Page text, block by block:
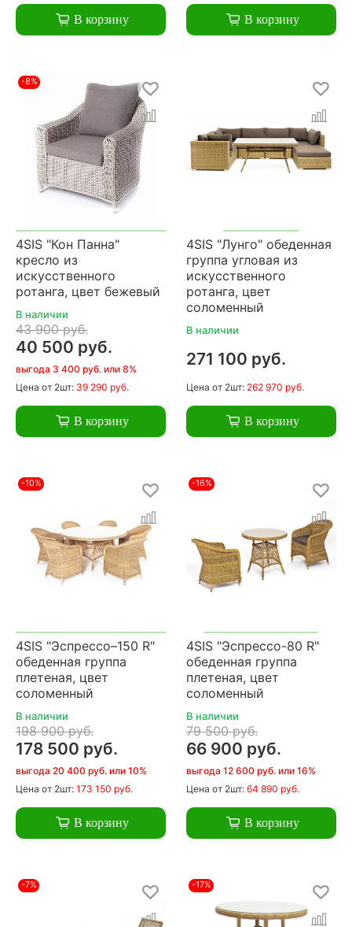
В корзину В корзину
-8%
4SIS "Кон Панна"
кресло из
искусственного
ротанга, цвет бежевый
В наличии
43 900 руб.
40 500 руб.
выгода 3 400 руб. или 8%
Цена от 2шт: 39 290 руб.
В корзину
4SIS "Лунго" обеденная
группа угловая из
искусственного
ротанга, цвет
соломенный
В наличии
271 100 руб.
Цена от 2шт: 262 970 руб.
В корзину
-10%
4SIS "Эспрессо–150 R"
обеденная группа
плетеная, цвет
соломенный
В наличии
198 900 руб.
178 500 руб.
выгода 20 400 руб. или 10%
Цена от 2шт: 173 150 руб.
В корзину
-16%
4SIS "Эспрессо-80 R"
обеденная группа
плетеная, цвет
соломенный
В наличии
79 500 руб.
66 900 руб.
выгода 12 600 руб. или 16%
Цена от 2шт: 64 890 руб.
В корзину
-7% -17%